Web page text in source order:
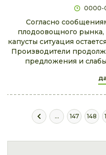
0000-
Согласно
плодоовощного рынка,
капусты ситуация
Производители
предложения и
... 147 148